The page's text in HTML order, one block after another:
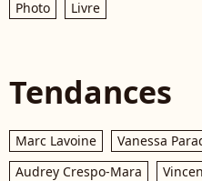
Photo
Livre
Tendances
Marc Lavoine Vanessa
Audrey Crespo-Mara